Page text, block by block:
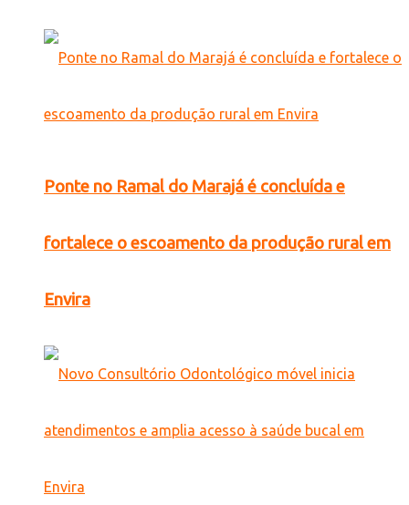
Ponte no Ramal do Marajá é concluída e
fortalece o escoamento da produção rural em
Envira